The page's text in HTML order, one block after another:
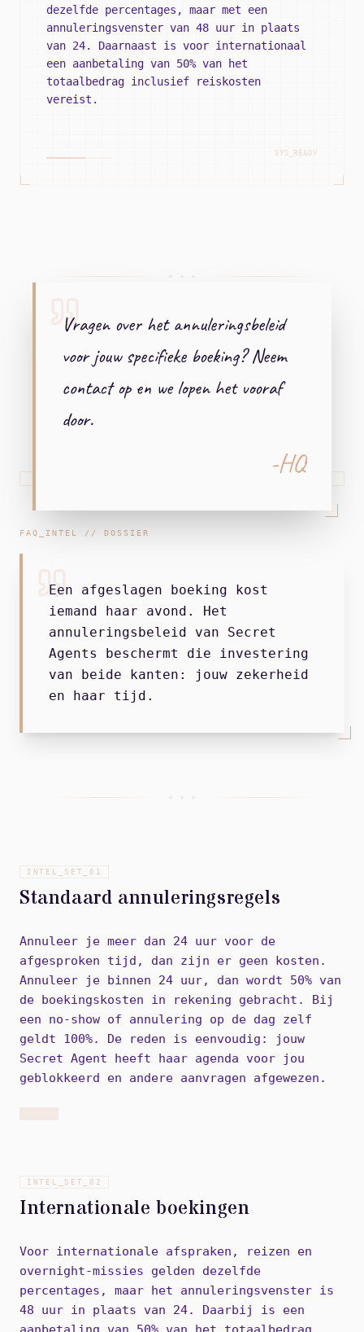
dezelfde percentages, maar met een
annuleringsvenster van 48 uur in plaats
van 24. Daarnaast is voor internationaal
een aanbetaling van 50% van het
totaalbedrag inclusief reiskosten
vereist.
SYS_READY
+ + +
FAQ_INTEL // DOSSIER
Een afgeslagen boeking kost
iemand haar avond. Het
annuleringsbeleid van Secret
Agents beschermt die investering
van beide kanten: jouw zekerheid
en haar tijd.
+ + +
INTEL_SET_ 01
Standaard annuleringsregels
Annuleer je meer dan 24 uur voor de
afgesproken tijd, dan zijn er geen kosten.
Annuleer je binnen 24 uur, dan wordt 50% van
de boekingskosten in rekening gebracht. Bij
een no-show of annulering op de dag zelf
geldt 100%. De reden is eenvoudig: jouw
Secret Agent heeft haar agenda voor jou
geblokkeerd en andere aanvragen afgewezen.
INTEL_SET_ 02
Internationale boekingen
Voor internationale afspraken, reizen en
overnight-missies gelden dezelfde
percentages, maar het annuleringsvenster is
48 uur in plaats van 24. Daarbij is een
Vragen over het annuleringsbeleid
voor jouw specifieke boeking? Neem
contact op en we lopen het vooraf
door.
-HQ